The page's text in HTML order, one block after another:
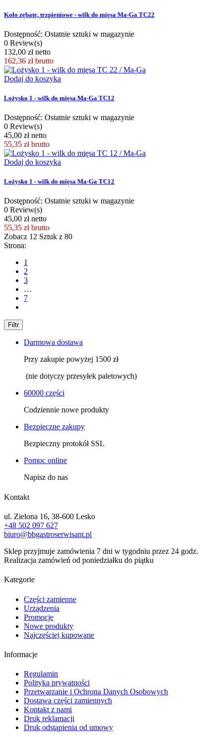
Koło zębate, trzpieniowe - wilk do mięsa Ma-Ga TC22
Dostępność: Ostatnie sztuki w magazynie
0 Review(s)
132,00 zł netto
162,36 zł brutto
Dodaj do koszyka
Lożysko 1 - wilk do mięsa Ma-Ga TC12
Dostępność: Ostatnie sztuki w magazynie
0 Review(s)
45,00 zł netto
55,35 zł brutto
Dodaj do koszyka
Lożysko 1 - wilk do mięsa Ma-Ga TC12
Dostępność: Ostatnie sztuki w magazynie
0 Review(s)
45,00 zł netto
55,35 zł brutto
Zobacz 12 Sztuk z 80
Strona:
1
2
3
…
7
Filtr
Darmowa dostawa
Przy zakupie powyżej 1500 zł
(nie dotyczy przesyłek paletowych)
60000 części
Codziennie nowe produkty
Bezpieczne zakupy
Bezpieczny protokół SSL
Pomoc online
Napisz do nas
Kontakt
ul. Zielona 16, 38-600 Lesko
+48 502 097 627
biuro@bbgastroserwisant.pl
Sklep przyjmuje zamówienia 7 dni w tygodniu przez 24 godz.
Realizacja zamówień od poniedziałku do piątku
Kategorie
Części zamienne
Urządzenia
Promocje
Nowe produkty
Najczęściej kupowane
Informacje
Regulamin
Polityka prywatności
Przetwarzanie i Ochrona Danych Osobowych
Dostawa części zamiennych
Kontakt z nami
Druk reklamacji
Druk odstąpienia od umowy